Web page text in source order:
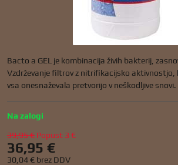
Bacto a GEL je kombinacija živih bakterij,
Vzdrževanje filtrov z nitrifikacijsko aktivnostjo,
vsa onesnaževala pretvorijo v neškodljive snovi.
Na zalogi
39,95 € Popust 3 €
36,95 €
30,04 € brez DDV